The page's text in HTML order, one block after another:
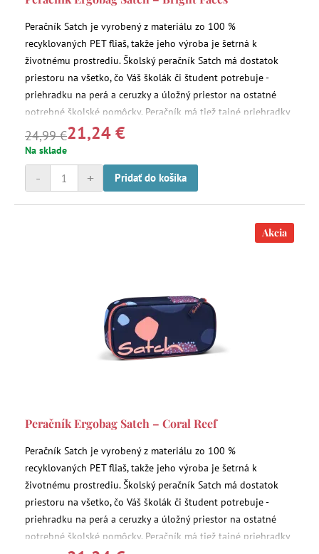
Peračník Satch je vyrobený z materiálu zo 100 %
recyklovaných PET fliaš, takže jeho výroba je šetrná k
životnému prostrediu. Školský peračník Satch má dostatok
priestoru na všetko, čo Váš školák či študent potrebuje -
priehradku na perá a ceruzky a úložný priestor na ostatné
potrebné školské pomôcky. Peračník má tiež tajné priehradky
na zips.
24,99 €21,24 €
Na sklade
+
- Pridať do košíka
Akcia
Peračník Ergobag Satch – Coral Reef
Peračník Satch je vyrobený z materiálu zo 100 %
recyklovaných PET fliaš, takže jeho výroba je šetrná k
životnému prostrediu. Školský peračník Satch má dostatok
priestoru na všetko, čo Váš školák či študent potrebuje -
priehradku na perá a ceruzky a úložný priestor na ostatné
potrebné školské pomôcky. Peračník má tiež tajné priehradky